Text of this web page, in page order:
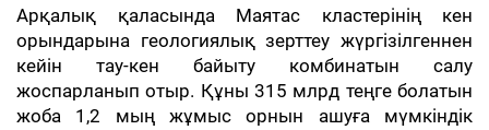
Арқалық қаласында Маятас кластерінің кен
орындарына геологиялық зерттеу жүргізілгеннен
кейін тау-кен байыту комбинатын салу
жоспарланып отыр. Құны 315 млрд теңге болатын
жоба 1,2 мың жұмыс орнын ашуға мүмкіндік